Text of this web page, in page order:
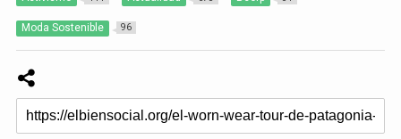
Moda Sostenible 96